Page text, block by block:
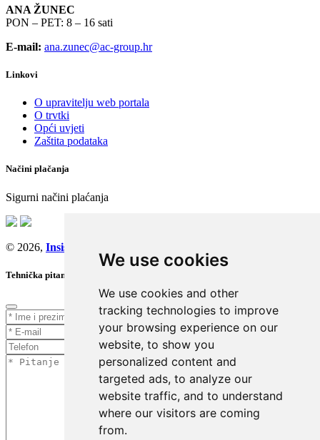
We use cookies
We use cookies and other
tracking technologies to improve
your browsing experience on our
website, to show you
personalized content and
targeted ads, to analyze our
website traffic, and to understand
where our visitors are coming
from.
ANA ŽUNEC
PON – PET: 8 – 16 sati
E-mail: ana.zunec@ac-group.hr
Linkovi
O upravitelju web portala
O trvtki
Opći uvjeti
Zaštita podataka
Načini plačanja
Sigurni načini plaćanja
© 2026, Insist d.o.o.
Tehnička pitanja